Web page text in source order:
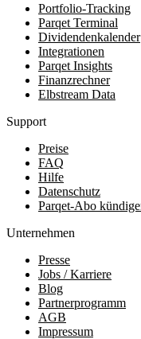
Portfolio-Tracking
Parqet Terminal
Dividendenkalender
Integrationen
Parqet Insights
Finanzrechner
Elbstream Data
Support
Preise
FAQ
Hilfe
Datenschutz
Parqet-Abo
Unternehmen
Presse
Jobs / Karriere
Blog
Partnerprogramm
AGB
Impressum